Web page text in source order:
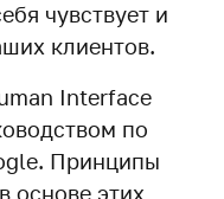
чувствует и
клиентов.
Interface
по
Принципы
основе этих